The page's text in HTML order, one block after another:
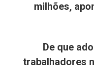
post:milhões,
De que
trabalhadores